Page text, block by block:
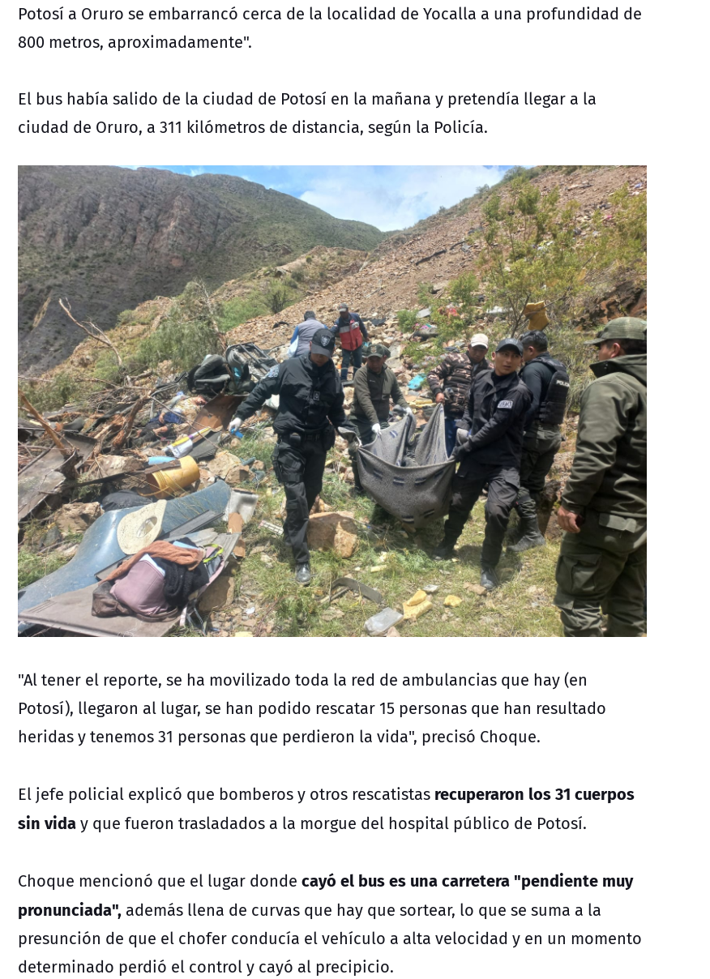
Potosí a Oruro se embarrancó cerca de la localidad de Yocalla a una profundidad de
800 metros, aproximadamente".
El bus había salido de la ciudad de Potosí en la mañana y pretendía llegar a la
ciudad de Oruro, a 311 kilómetros de distancia, según la Policía.
"Al tener el reporte, se ha movilizado toda la red de ambulancias que hay (en
Potosí), llegaron al lugar, se han podido rescatar 15 personas que han resultado
heridas y tenemos 31 personas que perdieron la vida", precisó Choque.
El jefe policial explicó que bomberos y otros rescatistas recuperaron los 31 cuerpos
sin viday que fueron trasladados a la morgue del hospital público de Potosí.
Choque mencionó que el lugar donde cayó el bus es una carretera "pendiente muy
pronunciada", además llena de curvas que hay que sortear, lo que se suma a la
presunción de que el chofer conducía el vehículo a alta velocidad y en un momento
determinado perdió el control y cayó al precipicio.